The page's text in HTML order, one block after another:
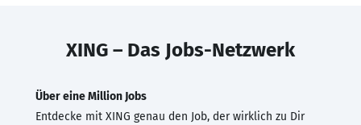
XING – Das Jobs-Netzwerk
Über eine Million Jobs
Entdecke mit XING genau den Job, der wirklich zu Dir